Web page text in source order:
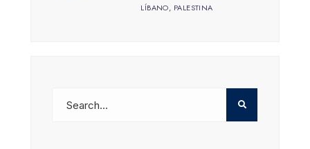
LÍBANO, PALESTINA